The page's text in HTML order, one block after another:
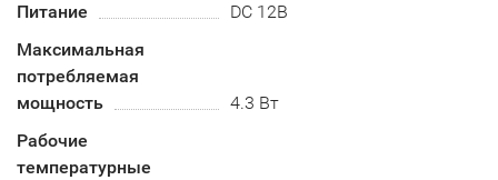
Питание
DC 12В
Максимальная
потребляемая
мощность
4.3 Вт
Рабочие
температурные